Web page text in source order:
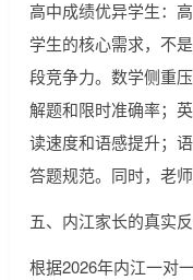
高中成绩优异学生：
学生的核心需求，不
段竞争力。数学侧重
解题和限时准确率；
读速度和语感提升；
答题规范。同时，老
五、内江家长的真实
根据2026年内江一对